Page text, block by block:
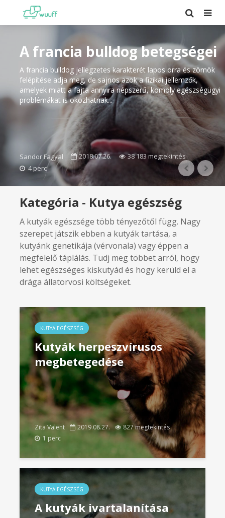
A yorkie betegségei
A yorkshire terrier hajlamos a hörghurutra, a szürkehályogra
és a fogszuvasodásra, illetve a túlzott fogkőképződésre.
Ezekívül nagyon érzékeny a bőre és az
emésztőrendszere.Izületi problémákkal is küszködhet...
Sandor Fagyal 2018.07.26.
33 361 megtekintés
3 perc
Kategória - Kutya egészség
A kutyák egészsége több tényezőtől függ. Nagy
szerepet játszik ebben a kutyák tartása, a
kutyánk genetikája (vérvonala) vagy éppen a
megfelelő táplálás. Tudj meg többet arról, hogy
lehet egészséges kiskutyád és hogy kerüld el a
drága állatorvosi költségeket.
KUTYA EGÉSZSÉG
Kutyák herpeszvírusos
megbetegedése
Zita Valent 2019.08.27.
827 megtekintés
1 perc
KUTYA EGÉSZSÉG
A kutyák ivartalanítása